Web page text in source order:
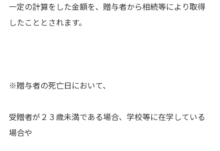
一定の計算をした金額を、贈与者から相続等により取得
したこととされます。
※贈与者の死亡日において、
受贈者が２３歳未満である場合、学校等に在学している
場合や